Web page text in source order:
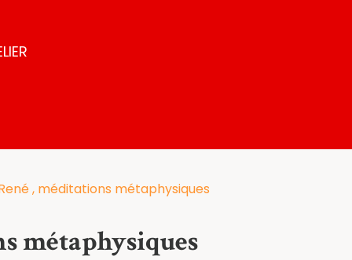
René , méditations métaphysiques
métaphysiques